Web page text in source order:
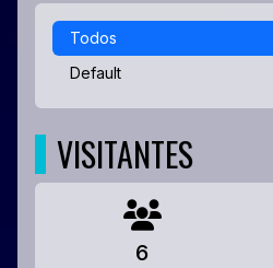
Todos
Default
VISITANTES
6